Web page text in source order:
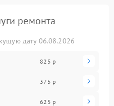
ремонта
дату 06.08.2026
825 р
375 р
625 р